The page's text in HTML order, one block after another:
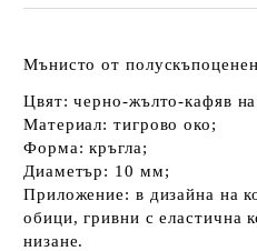
Мънисто от
Цвят: черно-жълто-кафяв
Материал: тигрово око;
Форма: кръгла;
Диаметър: 10 мм;
Приложение: в дизайна на
обици, гривни с еластична
низане.